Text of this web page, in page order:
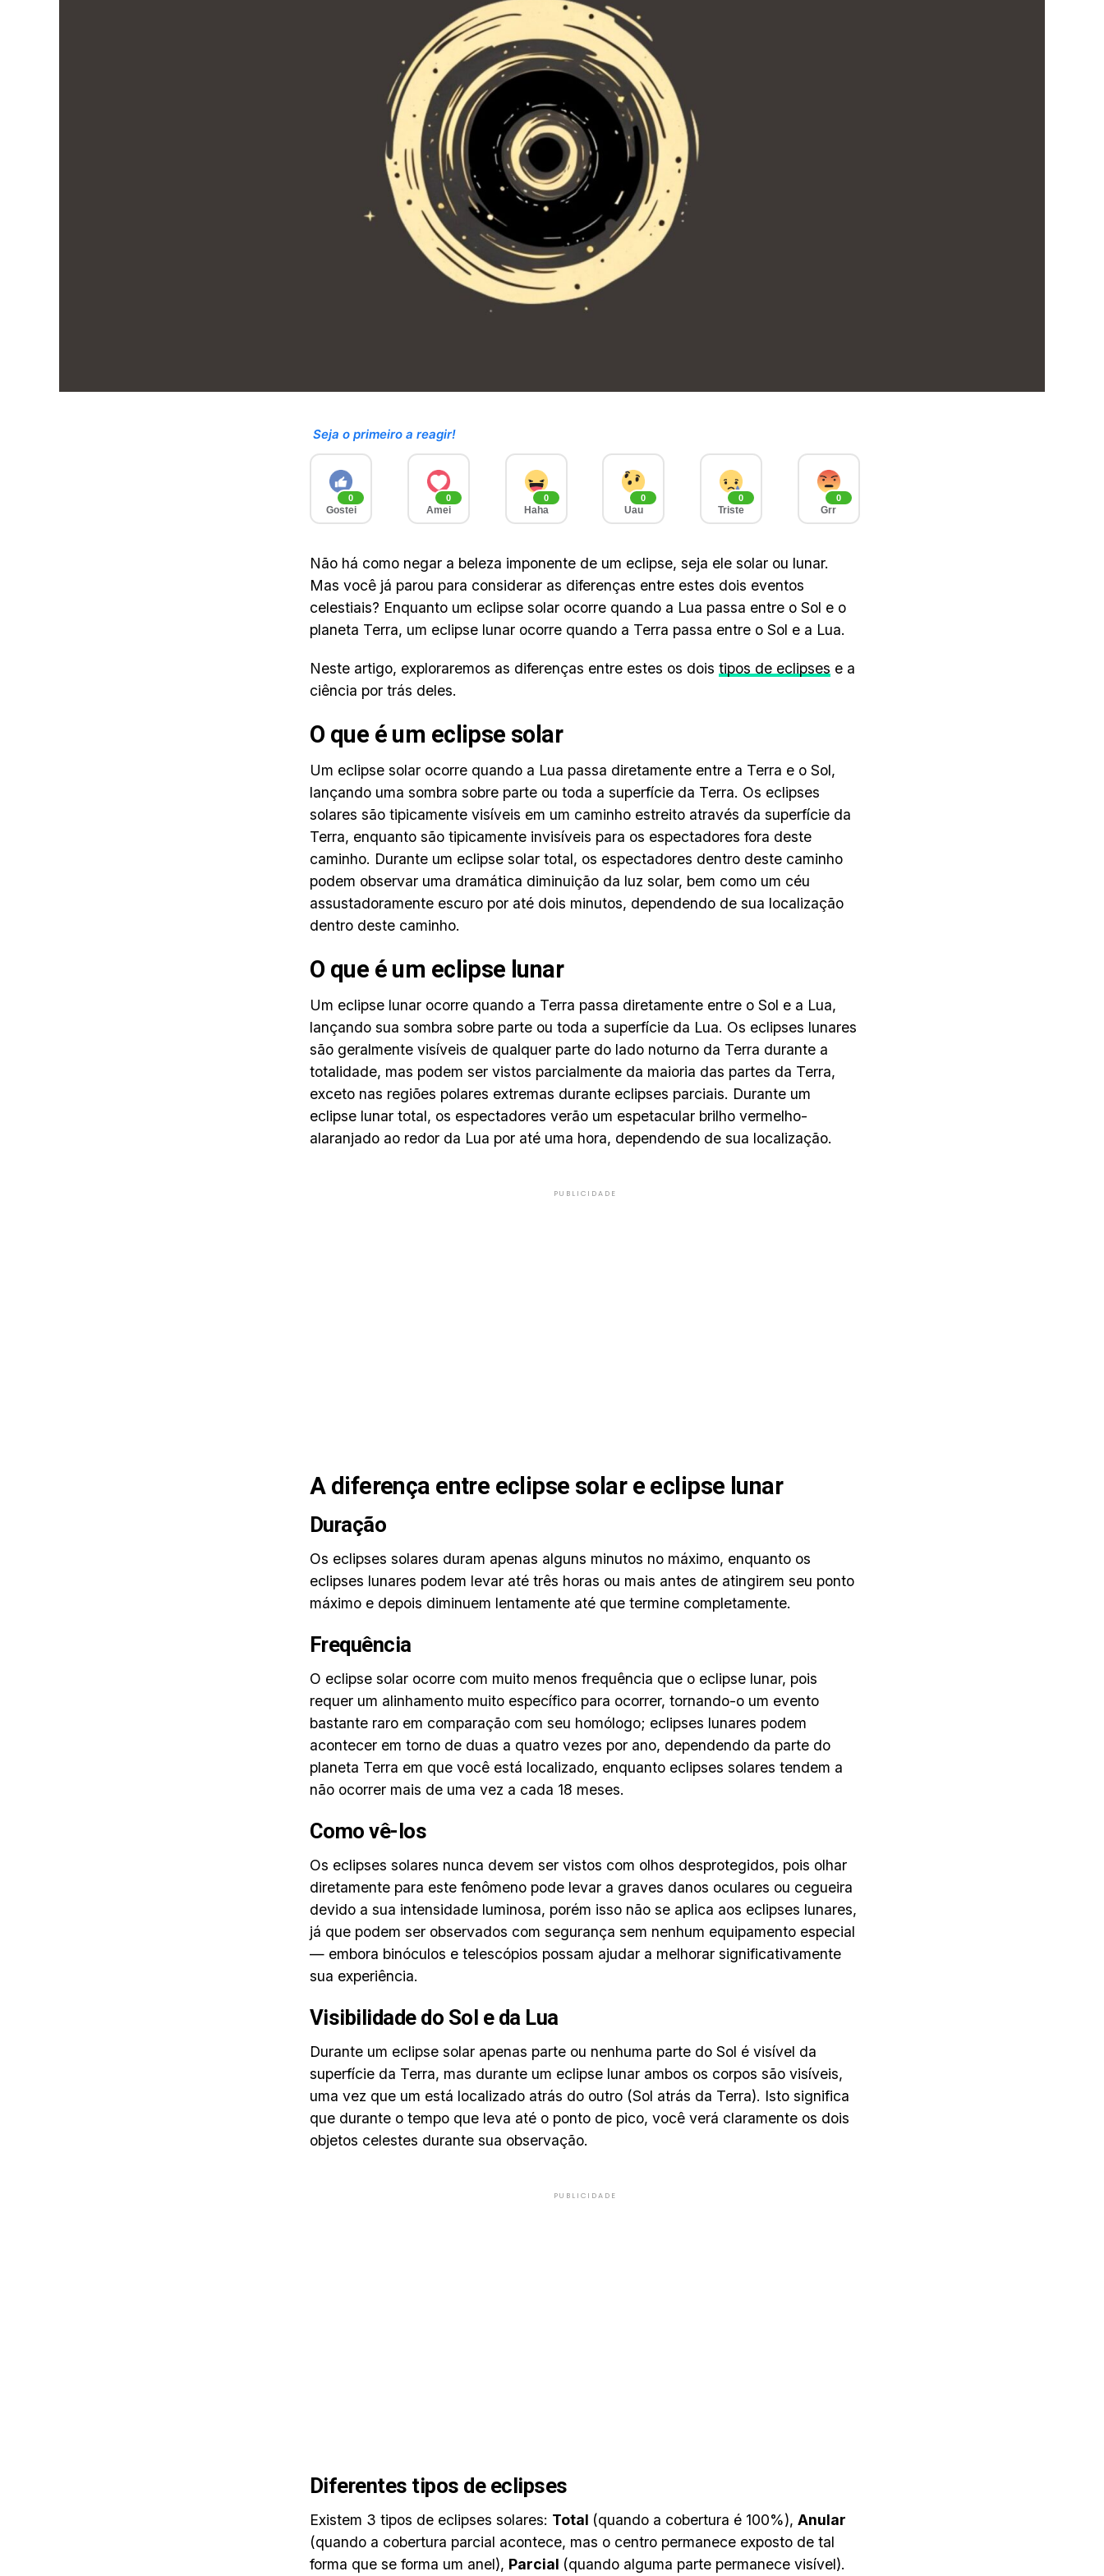
Seja o primeiro a reagir!
0
Gostei
0
Amei
0
Haha
0
Uau
0
Triste
0
Grr
Não há como negar a beleza imponente de um eclipse, seja ele solar ou lunar.
Mas você já parou para considerar as diferenças entre estes dois eventos
celestiais? Enquanto um eclipse solar ocorre quando a Lua passa entre o Sol e o
planeta Terra, um eclipse lunar ocorre quando a Terra passa entre o Sol e a Lua.
Neste artigo, exploraremos as diferenças entre estes os dois tipos de eclipses e a
ciência por trás deles.
O que é um eclipse solar
Um eclipse solar ocorre quando a Lua passa diretamente entre a Terra e o Sol,
lançando uma sombra sobre parte ou toda a superfície da Terra. Os eclipses
solares são tipicamente visíveis em um caminho estreito através da superfície da
Terra, enquanto são tipicamente invisíveis para os espectadores fora deste
caminho. Durante um eclipse solar total, os espectadores dentro deste caminho
podem observar uma dramática diminuição da luz solar, bem como um céu
assustadoramente escuro por até dois minutos, dependendo de sua localização
dentro deste caminho.
O que é um eclipse lunar
Um eclipse lunar ocorre quando a Terra passa diretamente entre o Sol e a Lua,
lançando sua sombra sobre parte ou toda a superfície da Lua. Os eclipses lunares
são geralmente visíveis de qualquer parte do lado noturno da Terra durante a
totalidade, mas podem ser vistos parcialmente da maioria das partes da Terra,
exceto nas regiões polares extremas durante eclipses parciais. Durante um
eclipse lunar total, os espectadores verão um espetacular brilho vermelho-
alaranjado ao redor da Lua por até uma hora, dependendo de sua localização.
PUBLICIDADE
A diferença entre eclipse solar e eclipse lunar
Duração
Os eclipses solares duram apenas alguns minutos no máximo, enquanto os
eclipses lunares podem levar até três horas ou mais antes de atingirem seu ponto
máximo e depois diminuem lentamente até que termine completamente.
Frequência
O eclipse solar ocorre com muito menos frequência que o eclipse lunar, pois
requer um alinhamento muito específico para ocorrer, tornando-o um evento
bastante raro em comparação com seu homólogo; eclipses lunares podem
acontecer em torno de duas a quatro vezes por ano, dependendo da parte do
planeta Terra em que você está localizado, enquanto eclipses solares tendem a
não ocorrer mais de uma vez a cada 18 meses.
Como vê-los
Os eclipses solares nunca devem ser vistos com olhos desprotegidos, pois olhar
diretamente para este fenômeno pode levar a graves danos oculares ou cegueira
devido a sua intensidade luminosa, porém isso não se aplica aos eclipses lunares,
já que podem ser observados com segurança sem nenhum equipamento especial
— embora binóculos e telescópios possam ajudar a melhorar significativamente
sua experiência.
Visibilidade do Sol e da Lua
Durante um eclipse solar apenas parte ou nenhuma parte do Sol é visível da
superfície da Terra, mas durante um eclipse lunar ambos os corpos são visíveis,
uma vez que um está localizado atrás do outro (Sol atrás da Terra). Isto significa
que durante o tempo que leva até o ponto de pico, você verá claramente os dois
objetos celestes durante sua observação.
PUBLICIDADE
Diferentes tipos de eclipses
Existem 3 tipos de eclipses solares: Total (quando a cobertura é 100%), Anular
(quando a cobertura parcial acontece, mas o centro permanece exposto de tal
forma que se forma um anel), Parcial (quando alguma parte permanece visível).